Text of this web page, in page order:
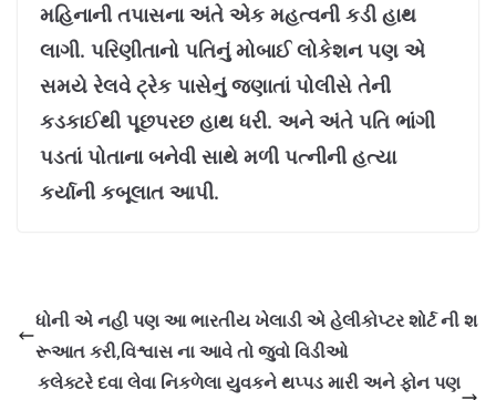
મહિનાની તપાસના અંતે એક મહત્વની કડી હાથ
લાગી. પરિણીતાનો પતિનું મોબાઈ લોકેશન પણ એ
સમયે રેલવે ટ્રેક પાસેનું જણાતાં પોલીસે તેની
કડકાઈથી પૂછપરછ હાથ ધરી. અને અંતે પતિ ભાંગી
પડતાં પોતાના બનેવી સાથે મળી પત્નીની હત્યા
કર્યાની કબૂલાત આપી.
ધોની એ નહી પણ આ ભારતીય ખેલાડી એ હેલીકોપ્ટર શોર્ટ ની શ
રૂઆત કરી,વિશ્વાસ ના આવે તો જુવો વિડીઓ
કલેક્ટરે દવા લેવા નિકળેલા યુવકને થપ્પડ મારી અને ફોન પણ